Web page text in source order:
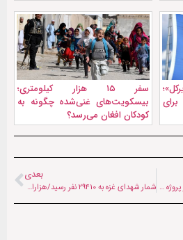
برای
سفر ۱۵ هزار کیلومتری؛
بیسکویت‌های غنی‌شده چگونه به
کودکان افغان می‌رسد؟
ازبکستان خواستار شرکت روسیه در پروژه خط آهن افغان – ترانس شد
بعدی
شمار شهدای غزه به ۲۹۴۱۰ نفر رسید/هزاران نفر همچنان زیر آوار بمباران‌ها